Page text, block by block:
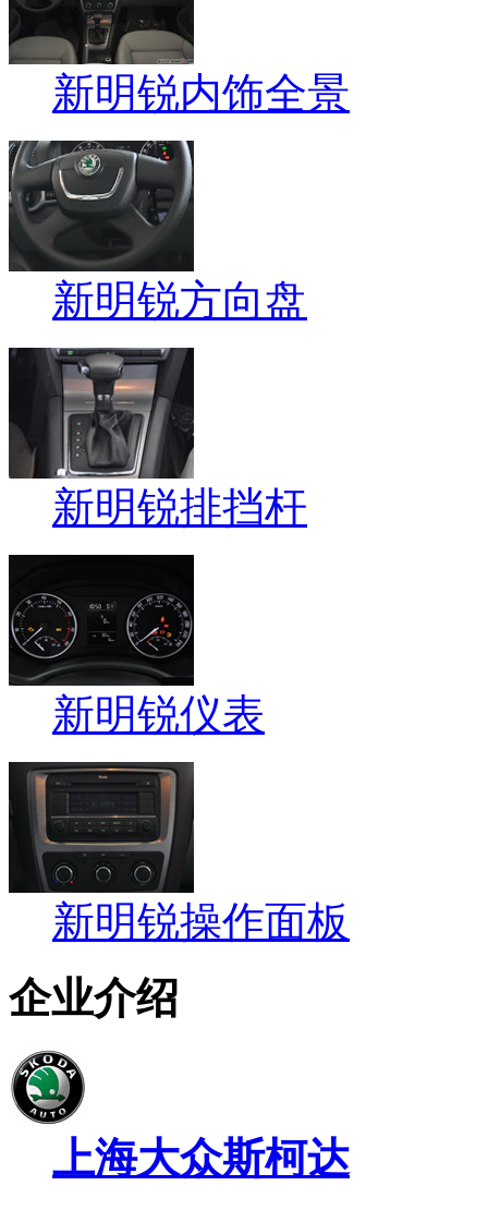
新明锐内饰全景
新明锐方向盘
新明锐排挡杆
新明锐仪表
新明锐操作面板
企业介绍
上海大众斯柯达